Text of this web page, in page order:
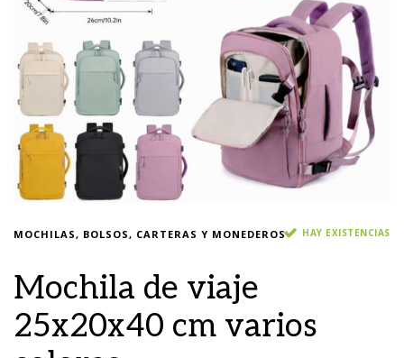
MOCHILAS, BOLSOS, CARTERAS Y MONEDEROS HAY EXISTENCIAS
Mochila de viaje
25x20x40 cm varios